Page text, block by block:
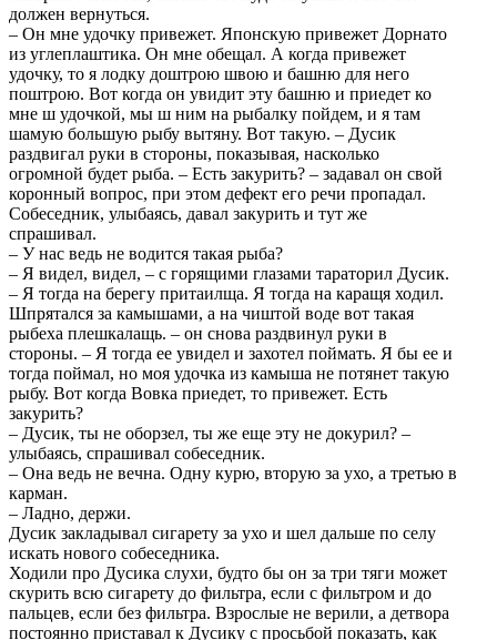
должен вернуться.
– Он мне удочку привежет. Японскую привежет Дорнато
из углеплаштика. Он мне обещал. А когда привежет
удочку, то я лодку доштрою швою и башню для него
поштрою. Вот когда он увидит эту башню и приедет ко
мне ш удочкой, мы ш ним на рыбалку пойдем, и я там
шамую большую рыбу вытяну. Вот такую. – Дусик
раздвигал руки в стороны, показывая, насколько
огромной будет рыба. – Есть закурить? – задавал он свой
коронный вопрос, при этом дефект его речи пропадал.
Собеседник, улыбаясь, давал закурить и тут же
спрашивал.
– У нас ведь не водится такая рыба?
– Я видел, видел, – с горящими глазами тараторил Дусик.
– Я тогда на берегу притаилща. Я тогда на каращя ходил.
Шпрятался за камышами, а на чиштой воде вот такая
рыбеха плешкалащь. – он снова раздвинул руки в
стороны. – Я тогда ее увидел и захотел поймать. Я бы ее и
тогда поймал, но моя удочка из камыша не потянет такую
рыбу. Вот когда Вовка приедет, то привежет. Есть
закурить?
– Дусик, ты не оборзел, ты же еще эту не докурил? –
улыбаясь, спрашивал собеседник.
– Она ведь не вечна. Одну курю, вторую за ухо, а третью в
карман.
– Ладно, держи.
Дусик закладывал сигарету за ухо и шел дальше по селу
искать нового собеседника.
Ходили про Дусика слухи, будто бы он за три тяги может
скурить всю сигарету до фильтра, если с фильтром и до
пальцев, если без фильтра. Взрослые не верили, а детвора
постоянно приставал к Дусику с просьбой показать, как